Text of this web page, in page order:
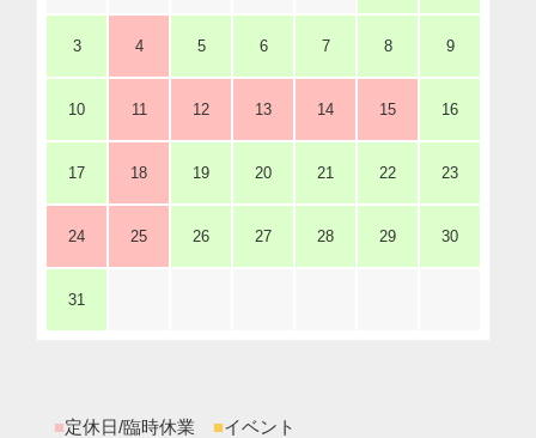
3 4 5 6 7 8 9
10 11 12 13 14 15 16
17 18 19 20 21 22 23
24 25 26 27 28 29 30
31
■定休日/臨時休業 ■イベント